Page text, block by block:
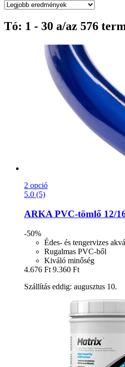
Tó: 1 - 30 a/az 576
2 opció
5.0 (5)
ARKA PVC-​tömlő 12/
-50%
Édes- és tengervizes
Rugalmas PVC-ből
Kiváló minőség
4.676 Ft 9.360 Ft
Szállítás eddig: augusztus 10.